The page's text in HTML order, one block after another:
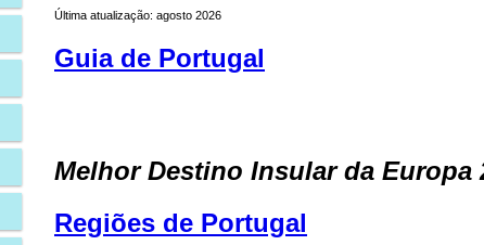
Última atualização: agosto 2026
Guia de Portugal
Melhor Destino Insular da Europa
Regiões de Portugal